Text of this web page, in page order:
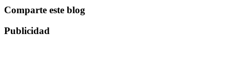
Comparte este blog
Publicidad